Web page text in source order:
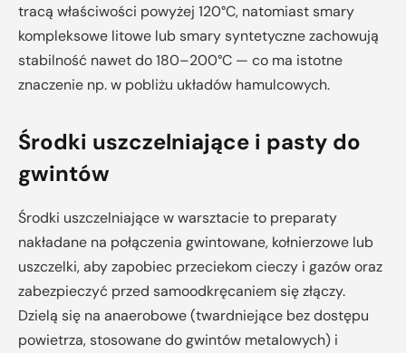
tracą właściwości powyżej 120°C, natomiast smary
kompleksowe litowe lub smary syntetyczne zachowują
stabilność nawet do 180–200°C — co ma istotne
znaczenie np. w pobliżu układów hamulcowych.
Środki uszczelniające i pasty do
gwintów
Środki uszczelniające w warsztacie to preparaty
nakładane na połączenia gwintowane, kołnierzowe lub
uszczelki, aby zapobiec przeciekom cieczy i gazów oraz
zabezpieczyć przed samoodkręcaniem się złączy.
Dzielą się na anaerobowe (twardniejące bez dostępu
powietrza, stosowane do gwintów metalowych) i